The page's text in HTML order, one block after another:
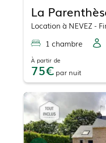
La
Location à NEVEZ -
1 chambre
À partir de
75 par nuit